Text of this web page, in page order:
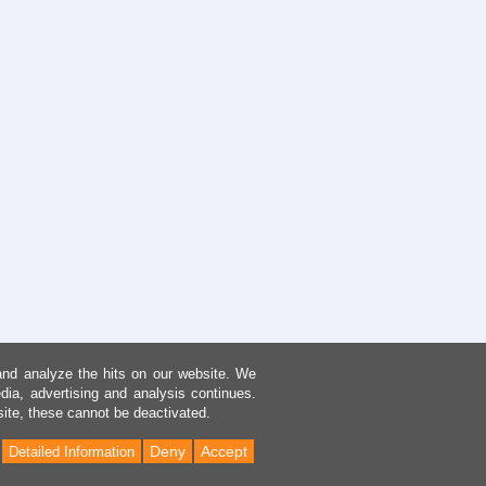
analyze the hits on our website. We
advertising and analysis continues.
these cannot be deactivated.
Accept
Deny
Detailed Information